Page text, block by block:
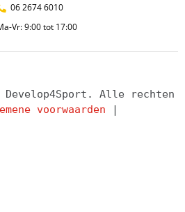
06 2674 6010
Vr: 9:00 tot 17:00
Develop4Sport. Alle rechten
voorwaarden